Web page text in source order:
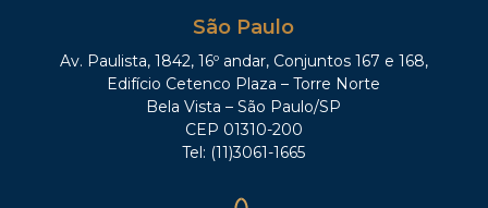
São Paulo
Av. Paulista, 1842, 16º andar, Conjuntos 167 e 168,
Edifício Cetenco Plaza – Torre Norte
Bela Vista – São Paulo/SP
CEP 01310-200
Tel: (11)3061-1665